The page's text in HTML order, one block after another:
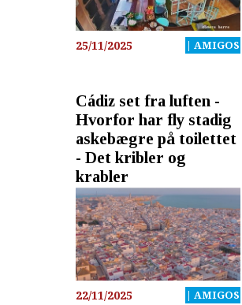
25/11/2025 | AMIGOS
Cádiz set fra luften -
Hvorfor har fly stadig
askebægre på toilettet
- Det kribler og
krabler
22/11/2025 | AMIGOS